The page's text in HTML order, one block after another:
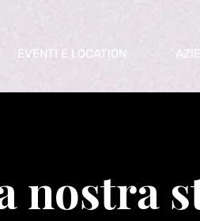
EVENTI E LOCATION
nostra